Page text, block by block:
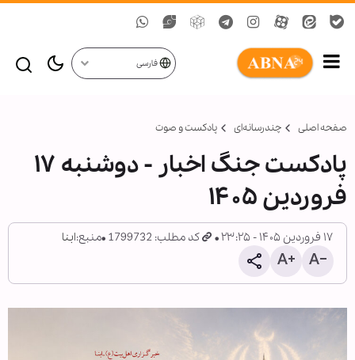
فارسی
صفحه اصلی چندرسانه‌ای پادکست و صوت
پادکست جنگ اخبار - دوشنبه ۱۷
فروردین ۱۴۰۵
۱۷ فروردین ۱۴۰۵ - ۲۳:۲۵ کد مطلب: 1799732 منبع:ابنا